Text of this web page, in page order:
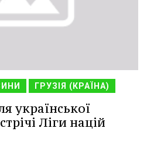
ГРУЗІЯ (КРАЇНА)
української
Ліги націй